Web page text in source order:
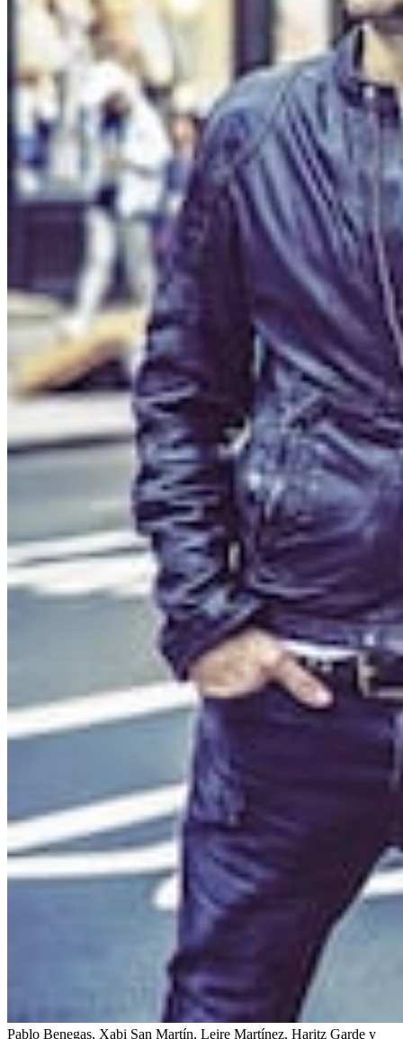
Pablo Benegas, Xabi San Martín, Leire Martínez, Haritz Garde y